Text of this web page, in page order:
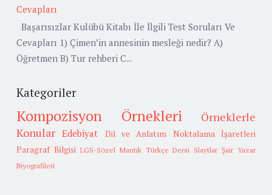
Cevapları
Başarısızlar Kulübü Kitabı İle İlgili Test Soruları Ve
Cevapları 1) Çimen’in annesinin mesleği nedir? A)
Öğretmen B) Tur rehberi C...
Kategoriler
Kompozisyon Örnekleri
Örneklerle
Konular Edebiyat Dil ve Anlatım
Noktalama İşaretleri
Paragraf Bilgisi LGS-Sözel Mantık Türkçe Dersi Slaytlar Şair Yazar
Biyografileri